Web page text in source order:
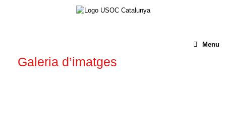
Menu
Galeria d’imatges